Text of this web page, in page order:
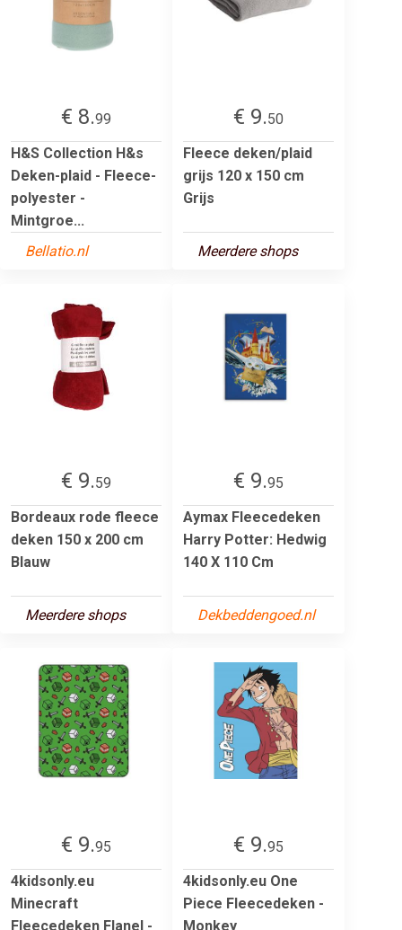
€ 8.99
H&S Collection H&s
Deken-plaid - Fleece-
polyester -
Mintgroe...
Bellatio.nl
€ 9.50
Fleece deken/plaid
grijs 120 x 150 cm
Grijs
Meerdere shops
€ 9.59
Bordeaux rode fleece
deken 150 x 200 cm
Blauw
Meerdere shops
€ 9.95
Aymax Fleecedeken
Harry Potter: Hedwig
140 X 110 Cm
Dekbeddengoed.nl
€ 9.95
4kidsonly.eu
Minecraft
Fleecedeken Flanel -
€ 9.95
4kidsonly.eu One
Piece Fleecedeken -
Monkey